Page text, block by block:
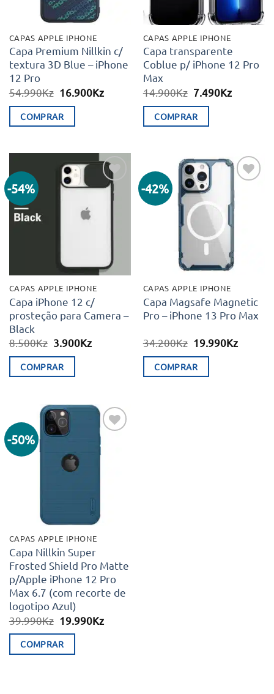
CAPAS APPLE IPHONE
Capa Premium Nillkin c/
textura 3D Blue – iPhone
12 Pro
54.990Kz O
original
era:
16.900KzO
COMPRAR
CAPAS APPLE IPHONE
Capa transparente
Coblue p/ iPhone 12 Pro
Max
14.900Kz O
original
era:
7.490KzO
COMPRAR
-54%
Adicionar
aos meus
desejos
CAPAS APPLE IPHONE
Capa iPhone 12 c/
prosteção para Camera –
Black
8.500Kz O
original
era:
3.900KzO
COMPRAR
-42%
Adicionar
aos meus
desejos
CAPAS APPLE IPHONE
Capa Magsafe Magnetic
Pro – iPhone 13 Pro Max
34.200Kz O
original
era:
19.990KzO
COMPRAR
-50%
Adicionar
aos meus
CAPAS APPLE IPHONE
Capa Nillkin Super
Frosted Shield Pro Matte
p/Apple iPhone 12 Pro
Max 6.7 (com recorte de
logotipo Azul)
39.990Kz O
original
era:
19.990KzO
COMPRAR